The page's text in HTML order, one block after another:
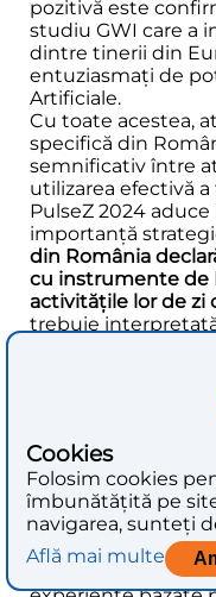
pozitivă este
studiu GWI care a
dintre tinerii din
entuziasmați de
Artificiale.
Cu toate acestea,
specifică din
semnificativ între
utilizarea efectivă
PulseZ 2024
importanță
din România
cu instrumente de
activitățile lor de zi
trebuie
competențe
Dimpotrivă, alte
deschiși și
în special în
Prin urmare,
se află la nivelul
ofertei (brandurile).
România reflectă,
acestei tehnologii
piața locală.
excepții, nu le
Cookies
Folosim cookies
îmbunătățită pe
navigarea, sunteți
Află mai multe